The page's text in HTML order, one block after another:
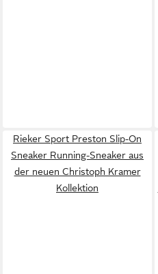
Rieker Sport Preston Slip-On
Sneaker Running-Sneaker aus
der neuen Christoph Kramer
Kollektion